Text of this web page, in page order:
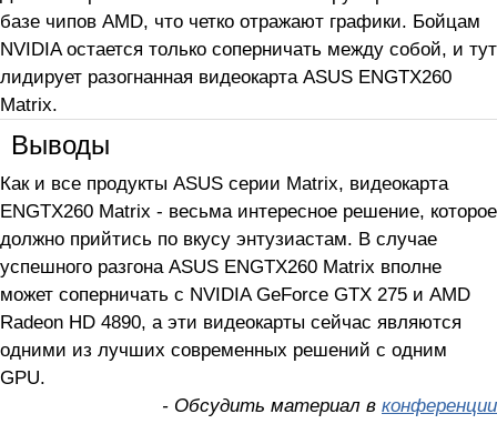
базе чипов AMD, что четко отражают графики. Бойцам
NVIDIA остается только соперничать между собой, и тут
лидирует разогнанная видеокарта ASUS ENGTX260
Matrix.
Выводы
Как и все продукты ASUS серии Matrix, видеокарта
ENGTX260 Matrix - весьма интересное решение, которое
должно прийтись по вкусу энтузиастам. В случае
успешного разгона ASUS ENGTX260 Matrix вполне
может соперничать с NVIDIA GeForce GTX 275 и AMD
Radeon HD 4890, а эти видеокарты сейчас являются
одними из лучших современных решений с одним
GPU.
- Обсудить материал в конференции